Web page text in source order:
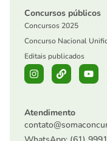
Concursos públicos
Concursos 2025
Concurso Nacional
Editais publicados
Atendimento